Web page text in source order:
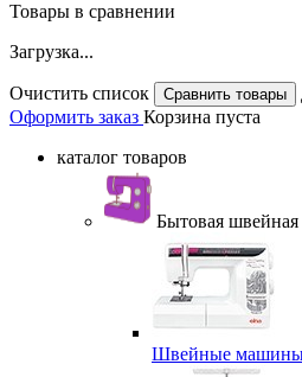
Товары в сравнении
Загрузка...
Очистить список
Оформить заказ Корзина пуста
каталог товаров
Бытовая швейная
Швейные